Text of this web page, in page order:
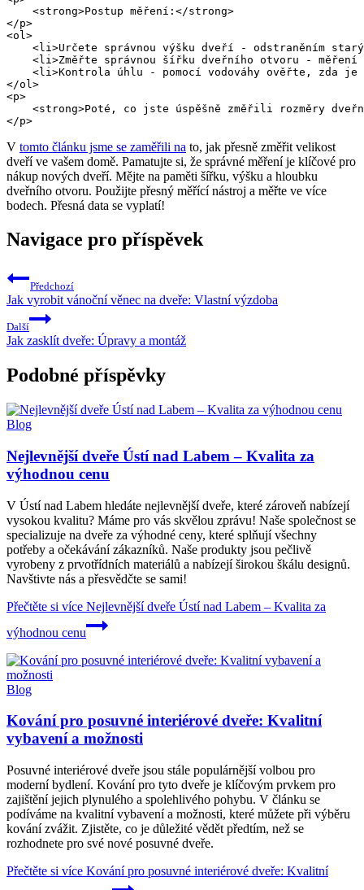
    <strong>Postup měření:</strong>
</p>
<ol>
<li>Určete správnou výšku dveří - odstraněním
<li>Změřte správnou šířku dveřního otvoru -
<li>Kontrola úhlu - pomocí vodováhy ověřte, zda
</ol>
<p>
<strong>Poté, co jste úspěšně změřili rozměry
</p>
V tomto článku jsme se zaměřili na to, jak přesně změřit velikost
dveří ve vašem domě. Pamatujte si, že správné měření je klíčové pro
nákup nových dveří. Mějte na paměti šířku, výšku a hloubku
dveřního otvoru. Použijte přesný měřící nástroj a měřte ve více
bodech. Přesná data se vyplatí!
Navigace pro příspěvek
Předchozí
Jak vyrobit vánoční věnec na dveře: Vlastní výzdoba
Další
Jak zasklít dveře: Úpravy a montáž
Podobné příspěvky
Blog
Nejlevnější dveře Ústí nad Labem – Kvalita za
výhodnou cenu
V Ústí nad Labem hledáte nejlevnější dveře, které zároveň nabízejí
vysokou kvalitu? Máme pro vás skvělou zprávu! Naše společnost se
specializuje na dveře za výhodné ceny, které splňují všechny
potřeby a očekávání zákazníků. Naše produkty jsou pečlivě
vyrobeny z prvotřídních materiálů a nabízejí širokou škálu designů.
Navštivte nás a přesvědčte se sami!
Přečtěte si více Nejlevnější dveře Ústí nad Labem – Kvalita za
výhodnou cenu
Blog
Kování pro posuvné interiérové dveře: Kvalitní
vybavení a možnosti
Posuvné interiérové dveře jsou stále populárnější volbou pro
moderní bydlení. Kování pro tyto dveře je klíčovým prvkem pro
zajištění jejich plynulého a spolehlivého pohybu. V článku se
podíváme na kvalitní vybavení a možnosti, které můžete při výběru
kování zvážit. Zjistěte, co je důležité vědět předtím, než se
rozhodnete pro své nové posuvné dveře.
Přečtěte si více Kování pro posuvné interiérové dveře: Kvalitní